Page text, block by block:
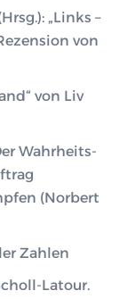
„Links –
von
von Liv
Wahrheits-
(Norbert
Zahlen
Latour.